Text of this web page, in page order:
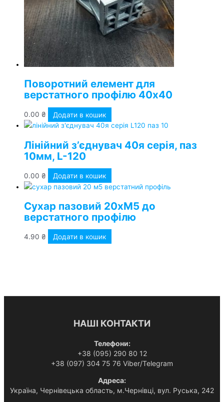
Поворотний елемент для
верстатного профілю 40х40
0.00 ₴ Додати в кошик
Лінійний з’єднувач 40я серія, паз
10мм, L-120
0.00 ₴ Додати в кошик
Сухар пазовий 20хМ5 до
верстатного профілю
4.90 ₴ Додати в кошик
НАШІ КОНТАКТИ
Телефони:
+38 (095) 290 80 12
+38 (097) 304 75 76 Viber/Telegram
Адреса:
Українa, Чернівецька область, м.Чернівці, вул. Руська, 242